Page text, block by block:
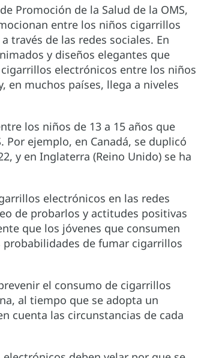
Promoción de la Salud de la OMS,
entre los niños cigarrillos
través de las redes sociales. En
y diseños elegantes que
electrónicos entre los niños
en muchos países, llega a niveles
los niños de 13 a 15 años que
ejemplo, en Canadá, se duplicó
y en Inglaterra (Reino Unido) se ha
electrónicos en las redes
de probarlos y actitudes positivas
que los jóvenes que consumen
de fumar cigarrillos
el consumo de cigarrillos
al tiempo que se adopta un
cuenta las circunstancias de cada